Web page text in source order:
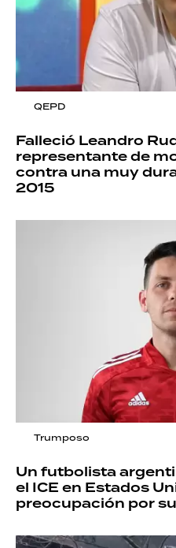
QEPD
Falleció Leandro
representante de
contra una muy
2015
Trumposo
Un futbolista
el ICE en Estados
preocupación por